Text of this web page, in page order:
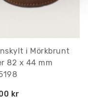
i Mörkbrunt
82 x 44 mm
kr